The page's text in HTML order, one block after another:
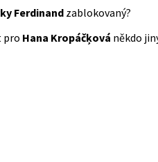
Ferdinand zablokovaný?
pro Hana Kropáčķová někdo